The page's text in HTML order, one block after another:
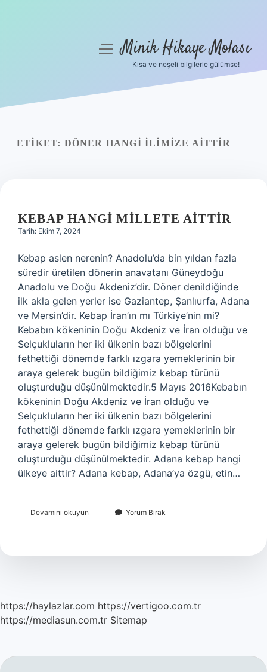
Yasal Uyarı
menüyüMinik Hikaye Molası
Kısa ve neşeli bilgilerle gülümse!
ETIKET: DÖNER HANGI ILIMIZE AITTIR
KEBAP HANGI MILLETE AITTIR
Tarih: Ekim 7, 2024
Kebap aslen nerenin? Anadolu’da bin yıldan fazla
süredir üretilen dönerin anavatanı Güneydoğu
Anadolu ve Doğu Akdeniz’dir. Döner denildiğinde
ilk akla gelen yerler ise Gaziantep, Şanlıurfa, Adana
ve Mersin’dir. Kebap İran’ın mı Türkiye’nin mi?
Kebabın kökeninin Doğu Akdeniz ve İran olduğu ve
Selçukluların her iki ülkenin bazı bölgelerini
fethettiği dönemde farklı ızgara yemeklerinin bir
araya gelerek bugün bildiğimiz kebap türünü
oluşturduğu düşünülmektedir.5 Mayıs 2016Kebabın
kökeninin Doğu Akdeniz ve İran olduğu ve
Selçukluların her iki ülkenin bazı bölgelerini
fethettiği dönemde farklı ızgara yemeklerinin bir
araya gelerek bugün bildiğimiz kebap türünü
oluşturduğu düşünülmektedir. Adana kebap hangi
ülkeye aittir? Adana kebap, Adana’ya özgü, etin…
Devamını okuyun
Hangi
Yorum Bırak
https://haylazlar.com https://vertigoo.com.tr
https://mediasun.com.tr Sitemap